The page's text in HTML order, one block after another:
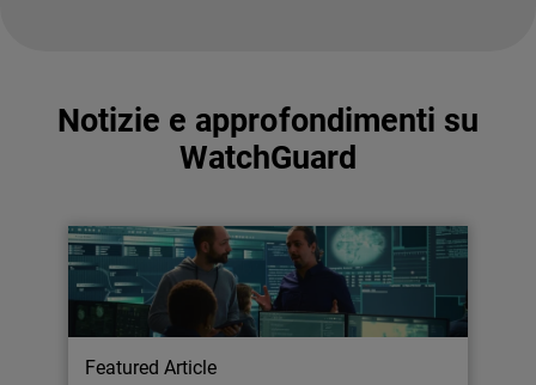
Notizie e approfondimenti su
WatchGuard
Featured Article